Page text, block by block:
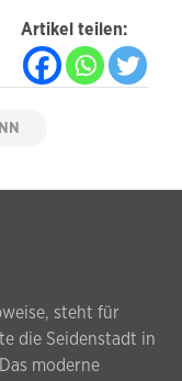
Artikel teilen:
steht für
die Seidenstadt in
moderne